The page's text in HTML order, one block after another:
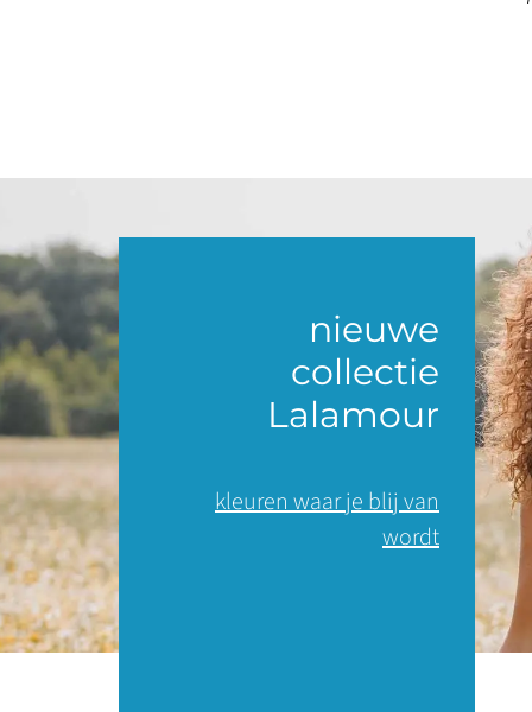
nieuwe
collectie
Lalamour
kleuren waar je blij van
wordt